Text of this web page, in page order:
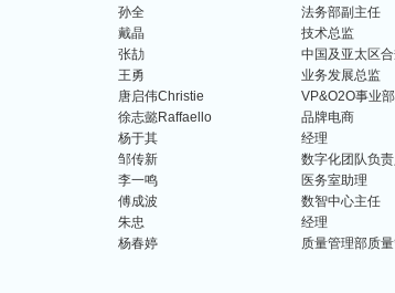
孙全
法务部副主任
戴晶
技术总监
张劼
中国及亚太区
王勇
业务发展总监
唐启伟Christie
VP&O2O事业
徐志懿Raffaello
品牌电商
杨于其
经理
邹传新
数字化团队负责
李一鸣
医务室助理
傅成波
数智中心主任
朱忠
经理
杨春婷 质量管理部质